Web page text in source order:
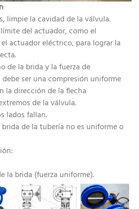
limpie la cavidad de la válvula.
del actuador, como el
actuador eléctrico, para lograr la
de la brida y la fuerza de
ser una compresión uniforme
la dirección de la flecha
de la válvula.
lados fallan.
de la tubería no es uniforme o
la brida (fuerza uniforme).